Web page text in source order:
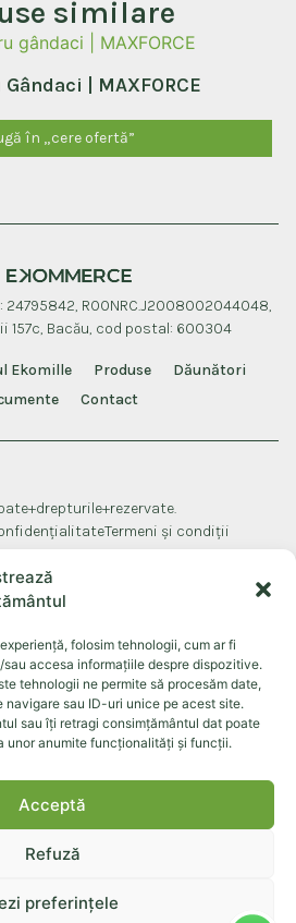
folosim tehnologii, cum ar fi
accesa informațiile despre dispozitive.
tehnologii ne permite să procesăm date,
navigare sau ID-uri unice pe acest site.
sau îți retragi consimțământul dat poate
unor anumite funcționalități și funcții.
Acceptă
Refuză
preferințele
similare
| MAXFORCE
în „cere ofertă”
24795842, ROONRC.J2008002044048,
157c, Bacău, cod postal: 600304
Ekomille Produse
Dăunători
Contact
Termeni și condiții